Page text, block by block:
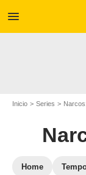
menu
Inicio Series
Home